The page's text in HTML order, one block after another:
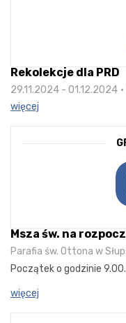
Rekolekcje dla PRD
29.11.2024 - 01.12.2024
więcej
Msza św. na
Parafia św. Ottona w
Początek o godzinie
więcej